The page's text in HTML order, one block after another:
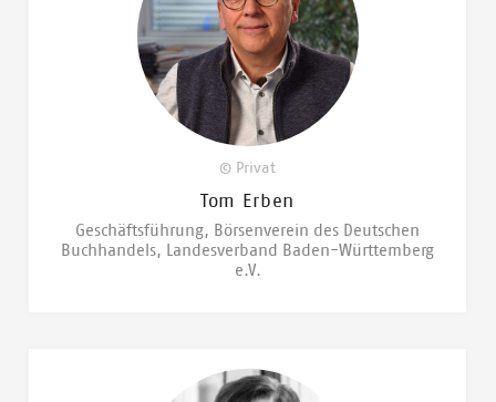
© Privat
Tom Erben
Geschäftsführung, Börsenverein des Deutschen
Buchhandels, Landesverband Baden-Württemberg
e.V.